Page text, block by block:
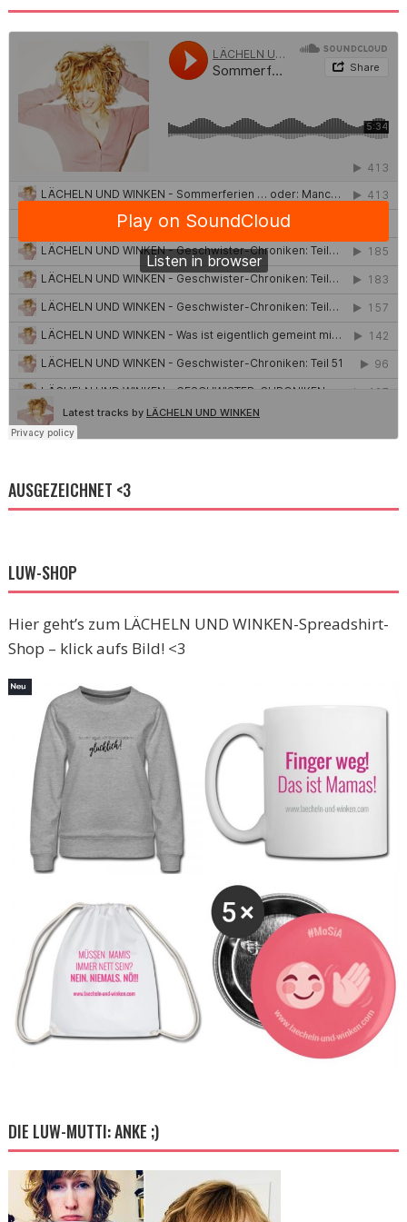
AUSGEZEICHNET <3
LUW-SHOP
Hier geht’s zum LÄCHELN UND WINKEN-Spreadshirt-
Shop – klick aufs Bild! <3
DIE LUW-MUTTI: ANKE ;)